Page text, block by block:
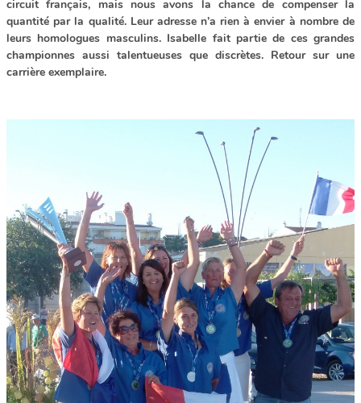
circuit français, mais nous avons la chance de compenser la
quantité par la qualité. Leur adresse n’a rien à envier à nombre de
leurs homologues masculins. Isabelle fait partie de ces grandes
championnes aussi talentueuses que discrètes. Retour sur une
carrière exemplaire.